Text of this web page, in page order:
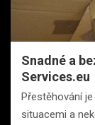
Snadné a
Services.eu
Přestěhování
situacemi a